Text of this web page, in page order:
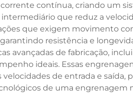
contínua, criando um
que reduz a
que exigem movimento
resistência e
avançadas de fabricação,
ideais. Essas
de entrada e saída,
de uma